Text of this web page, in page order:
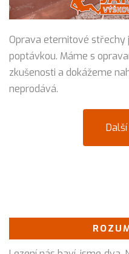
Oprava eternitové střechy
poptávkou. Máme s
zkušenosti a dokážeme
neprodává.
Další